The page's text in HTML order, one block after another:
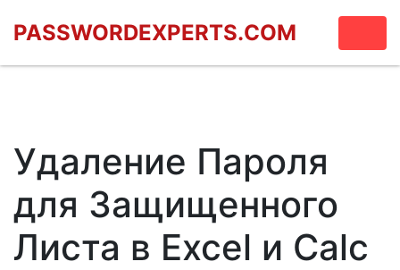
PASSWORDEXPERTS.COM
Удаление Пароля
для Защищенного
Листа в Excel и Calc